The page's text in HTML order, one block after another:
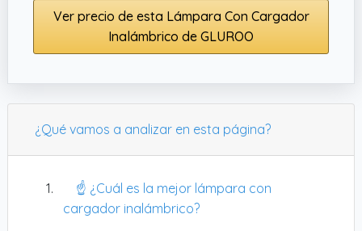
Ver precio de esta Lámpara Con Cargador
Inalámbrico de GLUROO
¿Qué vamos a analizar en esta página?
☝️ ¿Cuál es la mejor lámpara con
cargador inalámbrico?